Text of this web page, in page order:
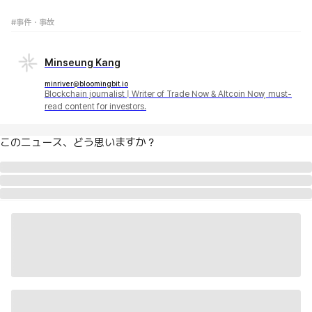
#事件・事故
Minseung Kang
minriver@bloomingbit.io
Blockchain journalist | Writer of Trade Now & Altcoin Now, must-
read content for investors.
このニュース、どう思いますか？